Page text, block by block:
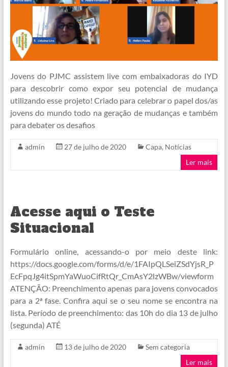
Jovens do PJMC assistem live com embaixadoras do IYD
para descobrir como expor seu potencial de mudança
utilizando esse projeto! Criado para celebrar o papel dos/as
jovens do mundo todo na geração de mudanças e também
para debater os desafios
admin 27 de julho de 2020 Capa, Notícias
Ler mais
Acesse aqui o Teste
Situacional
Formulário online, acessando-o por meio deste link:
https://docs.google.com/forms/d/e/1FAIpQLSeiZSdYjsR_P
EcFpqJg4itSpmYaWuoCifRtQr_CmAsY2lzWBw/viewform
ATENÇÃO: Preenchimento apenas para jovens convocados
para a 2ª fase. Confira aqui se o seu nome se encontra na
lista. Período de preenchimento: das 10h do dia 13 de julho
(segunda) ATÉ
admin 13 de julho de 2020
Sem categoria
Ler mais